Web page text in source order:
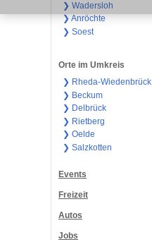
❯ Wadersloh
❯ Anröchte
❯ Soest
Orte im Umkreis
❯ Rheda-Wiedenbrück
❯ Beckum
❯ Delbrück
❯ Rietberg
❯ Oelde
❯ Salzkotten
Events
Freizeit
Autos
Jobs